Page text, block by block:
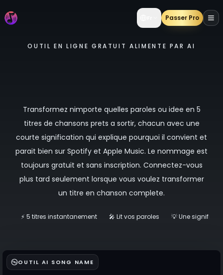
Passer Pro
OUTIL EN LIGNE GRATUIT ALIMENTE PAR AI
Transformez nimporte quelles paroles ou idee en 5
titres de chansons prets a sortir, chacun avec une
courte signification qui explique pourquoi il convient et
parait bien sur Spotify et Apple Music. Le nommage est
toujours gratuit et sans inscription. Connectez-vous
plus tard seulement lorsque vous voulez transformer
un titre en chanson complete.
⚡ 5 titres instantanement 🎤 Lit vos paroles 💡 Une
OUTIL AI SONG NAME